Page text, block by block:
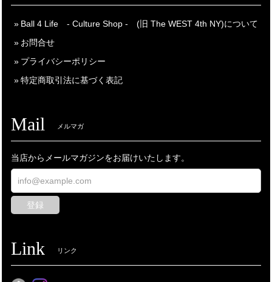
Ball 4 Life - Culture Shop - (旧 The WEST 4th NY)について
お問合せ
プライバシーポリシー
特定商取引法に基づく表記
Mail メルマガ
当店からメールマガジンをお届けいたします。
登録
Link リンク